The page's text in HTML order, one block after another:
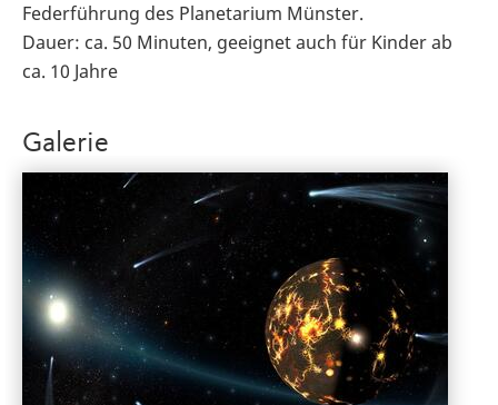
Federführung des Planetarium Münster.
Dauer: ca. 50 Minuten, geeignet auch für Kinder ab
ca. 10 Jahre
Galerie